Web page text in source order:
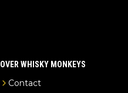
OVER WHISKY MONKEYS
Contact